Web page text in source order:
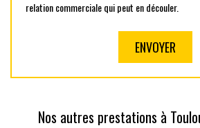
relation commerciale qui peut en découler.
Nos autres prestations à